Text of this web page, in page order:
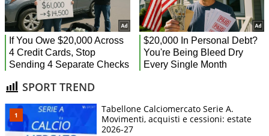
SPORT TREND
Tabellone Calciomercato Serie A.
Movimenti, acquisti e cessioni: estate
2026-27